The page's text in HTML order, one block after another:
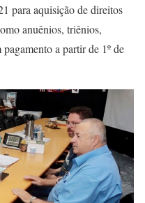
para aquisição de direitos
anuênios, triênios,
a partir de 1º de